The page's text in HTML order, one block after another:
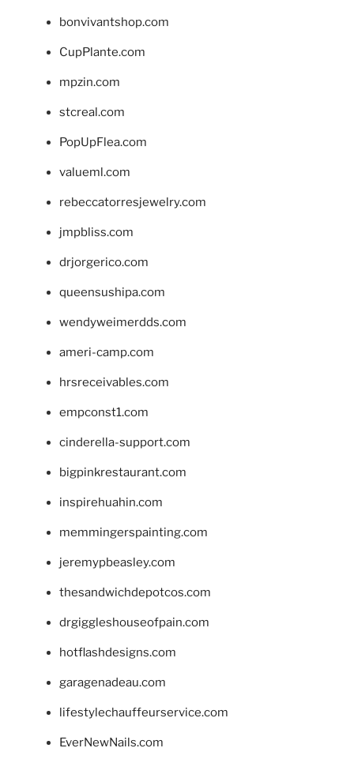
bonvivantshop.com
CupPlante.com
mpzin.com
stcreal.com
PopUpFlea.com
valueml.com
rebeccatorresjewelry.com
jmpbliss.com
drjorgerico.com
queensushipa.com
wendyweimerdds.com
ameri-camp.com
hrsreceivables.com
empconst1.com
cinderella-support.com
bigpinkrestaurant.com
inspirehuahin.com
memmingerspainting.com
jeremypbeasley.com
thesandwichdepotcos.com
drgiggleshouseofpain.com
hotflashdesigns.com
garagenadeau.com
lifestylechauffeurservice.com
EverNewNails.com